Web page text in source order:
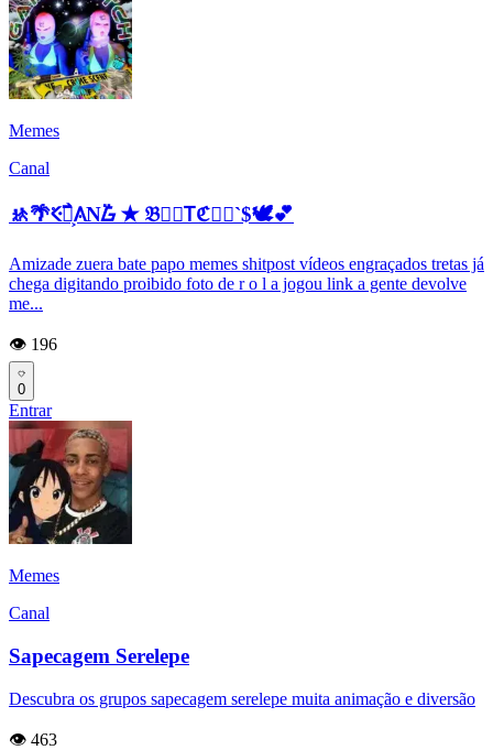
Memes
Canal
🚸🌴𝆬Ⲵ߯ᮝ͕𐒲N߳ᮝ ✭ 𝔅𐑢𝅮𐊗ℭ䷎⃯`$🕊️💕
Amizade zuera bate papo memes shitpost vídeos engraçados tretas já
chega digitando proibido foto de r o l a jogou link a gente devolve
me...
👁️ 196
0
Entrar
Memes
Canal
Sapecagem Serelepe
Descubra os grupos sapecagem serelepe muita animação e diversão
👁️ 463